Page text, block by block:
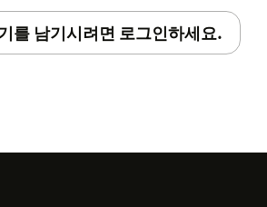
를 남기시려면 로그인하세요.